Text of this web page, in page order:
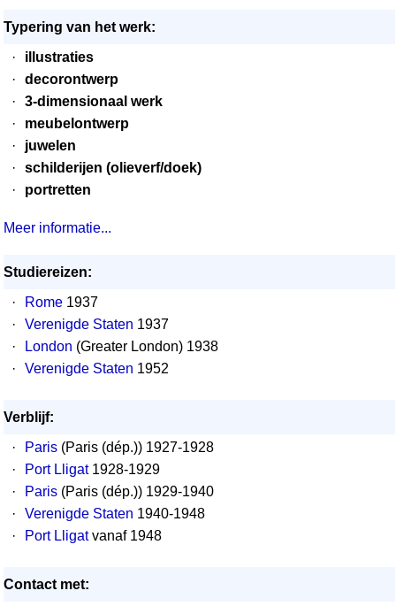
Typering van het werk:
·
illustraties
·
decorontwerp
·
3-dimensionaal werk
·
meubelontwerp
·
juwelen
·
schilderijen (olieverf/doek)
·
portretten
Meer informatie...
Studiereizen:
·
Rome 1937
·
Verenigde Staten 1937
·
London (Greater London) 1938
·
Verenigde Staten 1952
Verblijf:
·
Paris (Paris (dép.)) 1927-1928
·
Port Lligat1928-1929
·
Paris (Paris (dép.)) 1929-1940
·
Verenigde Staten 1940-1948
·
Port Lligatvanaf 1948
Contact met: